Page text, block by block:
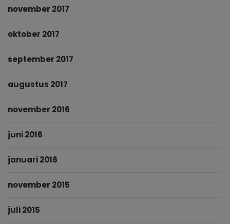
november 2017
oktober 2017
september 2017
augustus 2017
november 2016
juni 2016
januari 2016
november 2015
juli 2015